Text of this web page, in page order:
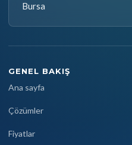
Bursa
GENEL BAKIŞ
Ana sayfa
Çözümler
Fiyatlar